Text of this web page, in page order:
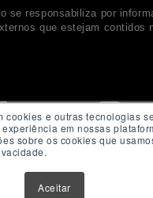
cookies e outras tecnologias
em nossas
sobre os cookies que
Aceitar
se responsabiliza por
que estejam contidos